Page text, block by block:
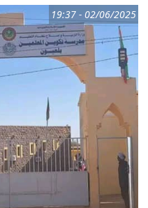
02/06/2025 - 19:37